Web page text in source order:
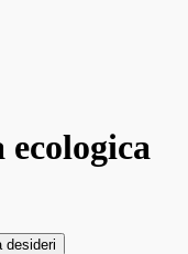
desideri